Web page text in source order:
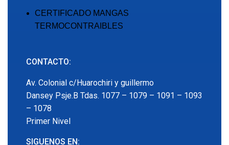
CERTIFICADO MANGAS
TERMOCONTRAIBLES
CONTACTO:
Av. Colonial c/Huarochiri y guillermo
Dansey Psje.B Tdas. 1077 – 1079 – 1091 – 1093
– 1078
Primer Nivel
SIGUENOS EN: